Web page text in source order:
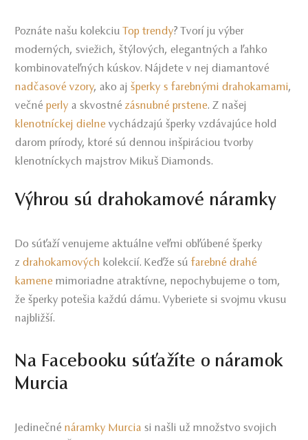
Poznáte našu kolekciu Top trendy? Tvorí ju výber
moderných, sviežich, štýlových, elegantných a ľahko
kombinovateľných kúskov. Nájdete v nej diamantové
nadčasové vzory, ako ajšperky s farebnými drahokamami,
večnéperly a skvostnézásnubné prstene. Z našej
klenotníckej dielne vychádzajú šperky vzdávajúce hold
darom prírody, ktoré sú dennou inšpiráciou tvorby
klenotníckych majstrov Mikuš Diamonds.
Výhrou sú drahokamové náramky
Do súťaží venujeme aktuálne veľmi obľúbené šperky
zdrahokamových kolekcií. Keďže súfarebné drahé
kamene mimoriadne atraktívne, nepochybujeme o tom,
že šperky potešia každú dámu. Vyberiete si svojmu vkusu
najbližší.
Na Facebooku súťažíte o náramok
Murcia
Jedinečnénáramky Murcia si našli už množstvo svojich